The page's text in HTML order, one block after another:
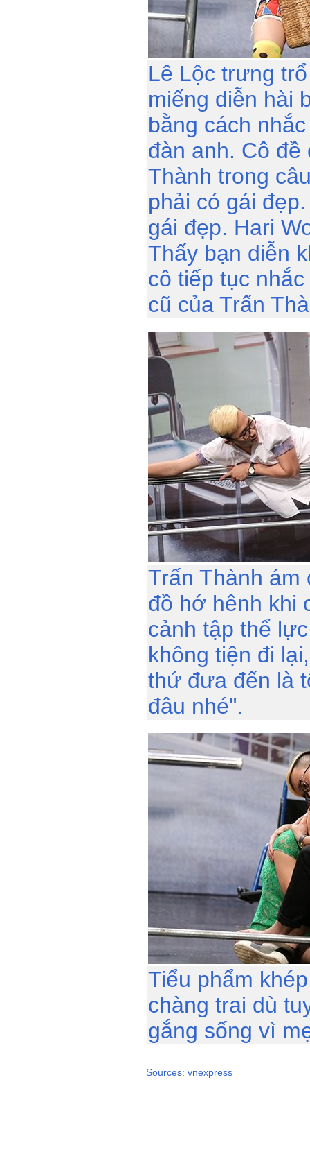
Lê Lộc trưng
miếng diễn hài
bằng cách
đàn anh. Cô đề
Thành trong
phải có gái
gái đẹp. Hari
Thấy bạn diễn
cô tiếp tục
cũ của Trấn
Trấn Thành ám
đồ hớ hênh khi
cảnh tập thể
không tiện đi
thứ đưa đến là
đâu nhé".
Tiểu phẩm
chàng trai dù
gắng sống vì
Sources: vnexpress